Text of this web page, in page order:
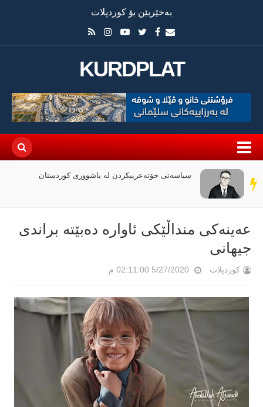
بەخێربێن بۆ کوردپلات
KURDPLAT
سەر
دێڕ
سیاسەتی خۆتەعریبکردن لە باشووری کوردستان
عەینەكی منداڵێكی ئاوارە دەبێتە براندی
جیهانی
کوردپلات 5/27/2020 02:11:00 م